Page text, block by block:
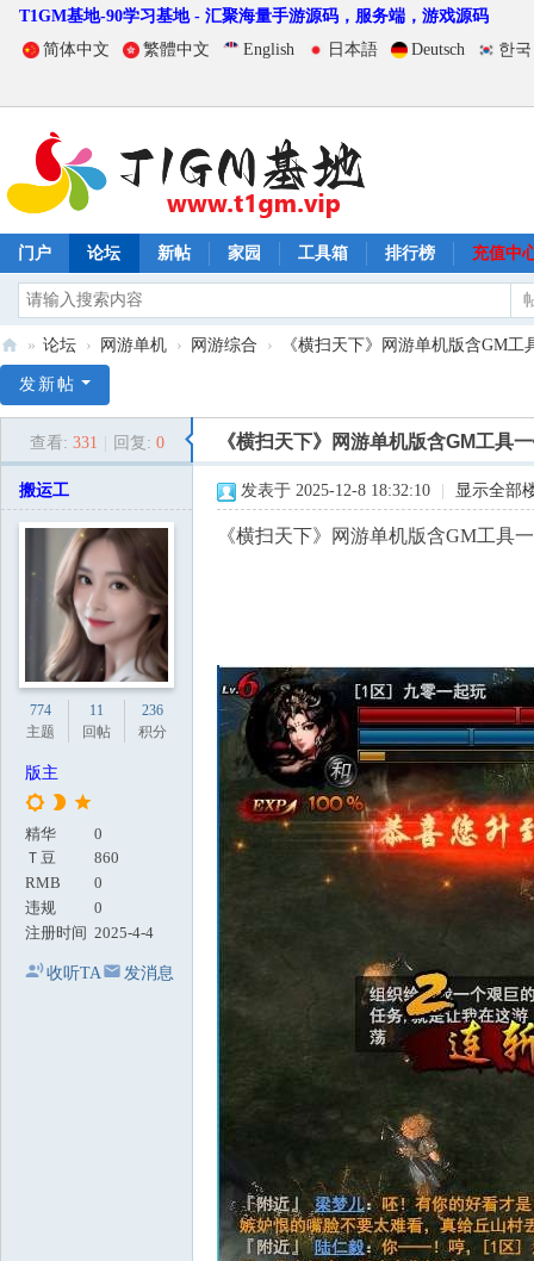
T1GM基地-90学习基地 - 汇聚海量手游源码，服务端，游戏源码
简体中文
繁體中文 English 日本語 Deutsch 한
门户 论坛 新帖 家园 工具箱 排行榜 充值中
1
» 论坛 › 网游单机 › 网游综合 › 《横扫天下》网游单机版含GM
发新帖
查看: 331 回复: 0 《横扫天下》网游单机版含GM工具
搬运工
774
主题
11
回帖
236
积分
版主
精华
0
Ｔ豆
860
RMB
0
违规
0
注册时间 2025-4-4
收听TA 发消息
发表于 2025-12-8 18:32:10 显示全部
《横扫天下》网游单机版含GM工具